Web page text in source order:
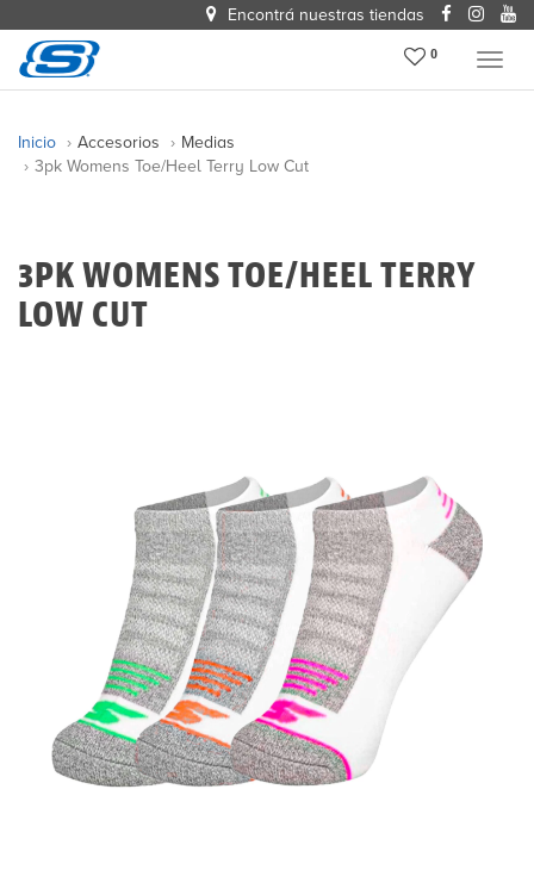
Encontrá nuestras tiendas
Menu
0
Inicio Accesorios
Medias
3pk Womens Toe/heel Terry Low Cut
3PK WOMENS TOE/HEEL TERRY
LOW CUT